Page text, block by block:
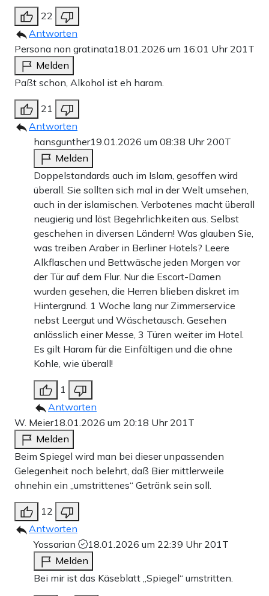
22
Antworten
Persona non gratinata18.01.2026 um 16:01 Uhr 201T
Melden
Paßt schon, Alkohol ist eh haram.
21
Antworten
hansgunther19.01.2026 um 08:38 Uhr 200T
Melden
Doppelstandards auch im Islam, gesoffen wird
überall. Sie sollten sich mal in der Welt umsehen,
auch in der islamischen. Verbotenes macht überall
neugierig und löst Begehrlichkeiten aus. Selbst
geschehen in diversen Ländern! Was glauben Sie,
was treiben Araber in Berliner Hotels? Leere
Alkflaschen und Bettwäsche jeden Morgen vor
der Tür auf dem Flur. Nur die Escort-Damen
wurden gesehen, die Herren blieben diskret im
Hintergrund. 1 Woche lang nur Zimmerservice
nebst Leergut und Wäschetausch. Gesehen
anlässlich einer Messe, 3 Türen weiter im Hotel.
Es gilt Haram für die Einfältigen und die ohne
Kohle, wie überall!
1
Antworten
W. Meier18.01.2026 um 20:18 Uhr 201T
Melden
Beim Spiegel wird man bei dieser unpassenden
Gelegenheit noch belehrt, daß Bier mittlerweile
ohnehin ein „umstrittenes“ Getränk sein soll.
12
Antworten
Yossarian
18.01.2026 um 22:39 Uhr 201T
Melden
Bei mir ist das Käseblatt „Spiegel“ umstritten.